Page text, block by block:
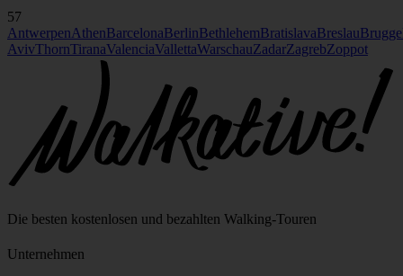
57
AntwerpenAthenBarcelonaBerlinBethlehemBratislavaBreslauBrugge
AvivThornTiranaValenciaVallettaWarschauZadarZagrebZoppot
Die besten kostenlosen und bezahlten Walking‑Touren
Unternehmen